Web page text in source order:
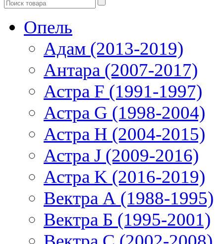
Опель
Адам (2013-2019)
Антара (2007-2017)
Астра F (1991-1997)
Астра G (1998-2004)
Астра H (2004-2015)
Астра J (2009-2016)
Астра K (2016-2019)
Вектра А (1988-1995)
Вектра Б (1995-2001)